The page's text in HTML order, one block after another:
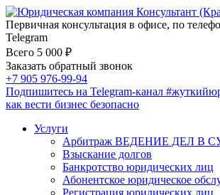
Первичная консультация в офисе, по
Telegram
Всего 5 000 ₽
Заказать обратный звонок
+7 905 976-99-94
Подпишитесь на Telegram-канал
как вести бизнес безопасно
Услуги
Арбитраж ВЕДЕНИЕ ДЕЛ В
Взыскание долгов
Банкротство юридических лиц
Абонентское юридическое
Регистрация юридических лиц